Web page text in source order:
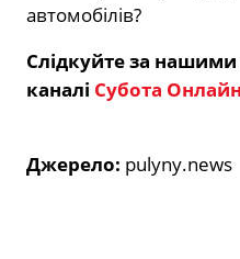
автомобілів?
Слідкуйте за
каналі Субота Онлайн
Джерело: pulyny.news